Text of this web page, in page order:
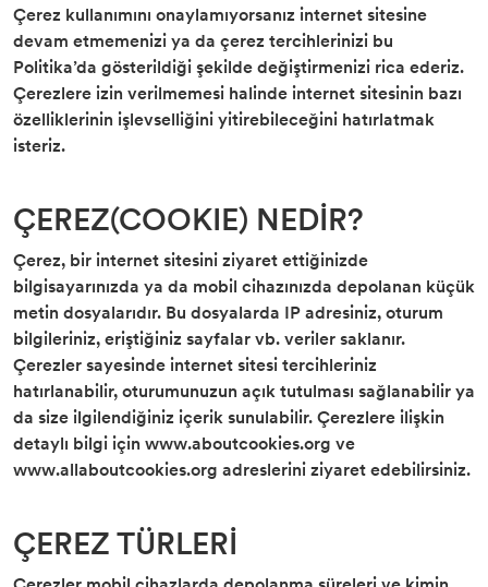
Çerez kullanımını onaylamıyorsanız internet sitesine
devam etmemenizi ya da çerez tercihlerinizi bu
Politika’da gösterildiği şekilde değiştirmenizi rica ederiz.
Çerezlere izin verilmemesi halinde internet sitesinin bazı
özelliklerinin işlevselliğini yitirebileceğini hatırlatmak
isteriz.
ÇEREZ(COOKIE) NEDİR?
Çerez, bir internet sitesini ziyaret ettiğinizde
bilgisayarınızda ya da mobil cihazınızda depolanan küçük
metin dosyalarıdır. Bu dosyalarda IP adresiniz, oturum
bilgileriniz, eriştiğiniz sayfalar vb. veriler saklanır.
Çerezler sayesinde internet sitesi tercihleriniz
hatırlanabilir, oturumunuzun açık tutulması sağlanabilir ya
da size ilgilendiğiniz içerik sunulabilir. Çerezlere ilişkin
detaylı bilgi için www.aboutcookies.org ve
www.allaboutcookies.org adreslerini ziyaret edebilirsiniz.
ÇEREZ TÜRLERİ